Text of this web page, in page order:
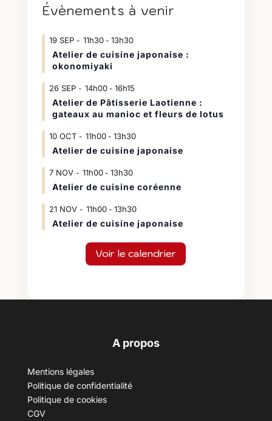
Évènements à venir
19 SEP 11h30- 13h30
Atelier de cuisine japonaise :
okonomiyaki
26 SEP 14h00- 16h15
Atelier de Pâtisserie Laotienne :
gateaux au manioc et fleurs de lotus
10 OCT 11h00- 13h30
Atelier de cuisine japonaise
7 NOV 11h00- 13h30
Atelier de cuisine coréenne
21 NOV 11h00- 13h30
Atelier de cuisine japonaise
Voir le calendrier
A propos
Mentions légales
Politique de confidentialité
Politique de cookies
CGV